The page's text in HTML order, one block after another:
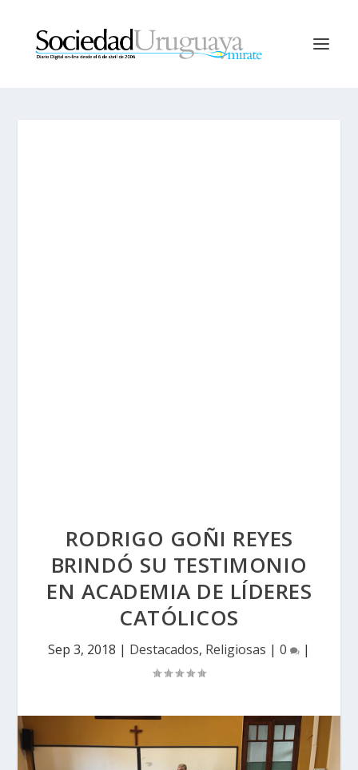
RODRIGO GOÑI REYES
BRINDÓ SU TESTIMONIO
EN ACADEMIA DE LÍDERES
CATÓLICOS
Sep 3, 2018 | Destacados, Religiosas | 0 |